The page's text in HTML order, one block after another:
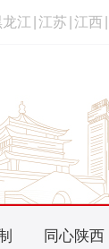
江 江苏 江西
同心陕西